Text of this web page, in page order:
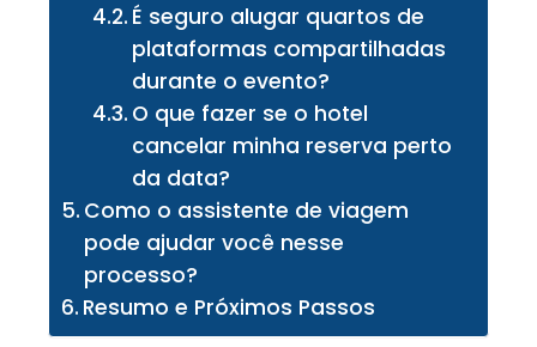
É seguro alugar quartos de
plataformas compartilhadas
durante o evento?
O que fazer se o hotel
cancelar minha reserva perto
da data?
Como o assistente de viagem
pode ajudar você nesse
processo?
Resumo e Próximos Passos